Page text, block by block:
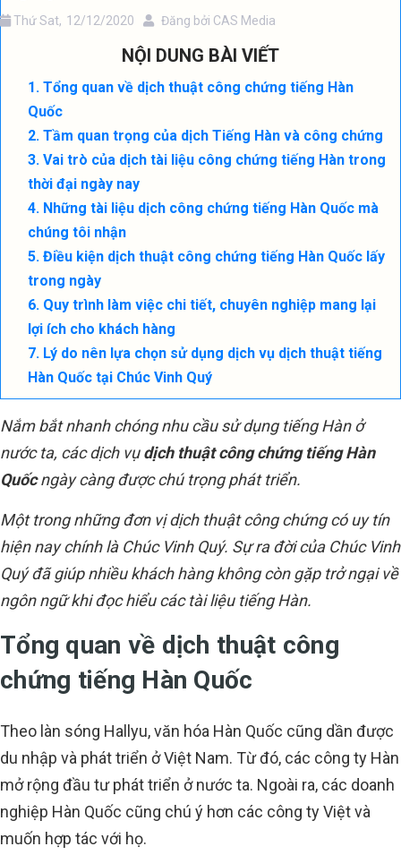
Thứ Sat, 12/12/2020 Đăng bởi CAS Media
NỘI DUNG BÀI VIẾT
Tổng quan về dịch thuật công chứng tiếng Hàn
Quốc
Tầm quan trọng của dịch Tiếng Hàn và công chứng
Vai trò của dịch tài liệu công chứng tiếng Hàn trong
thời đại ngày nay
Những tài liệu dịch công chứng tiếng Hàn Quốc mà
chúng tôi nhận
Điều kiện dịch thuật công chứng tiếng Hàn Quốc lấy
trong ngày
Quy trình làm việc chi tiết, chuyên nghiệp mang lại
lợi ích cho khách hàng
Lý do nên lựa chọn sử dụng dịch vụ dịch thuật tiếng
Hàn Quốc tại Chúc Vinh Quý
Nắm bắt nhanh chóng nhu cầu sử dụng tiếng Hàn ở
nước ta, các dịch vụdịch thuật công chứng tiếng Hàn
Quốcngày càng được chú trọng phát triển.
Một trong những đơn vị dịch thuật công chứng có uy tín
hiện nay chính là Chúc Vinh Quý. Sự ra đời của Chúc Vinh
Quý đã giúp nhiều khách hàng không còn gặp trở ngại về
ngôn ngữ khi đọc hiểu các tài liệu tiếng Hàn.
Tổng quan về dịch thuật công
chứng tiếng Hàn Quốc
Theo làn sóng Hallyu, văn hóa Hàn Quốc cũng dần được
du nhập và phát triển ở Việt Nam. Từ đó, các công ty Hàn
mở rộng đầu tư phát triển ở nước ta. Ngoài ra, các doanh
nghiệp Hàn Quốc cũng chú ý hơn các công ty Việt và
muốn hợp tác với họ.